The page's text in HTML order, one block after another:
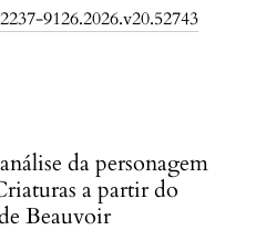
9126.2026.v20.52743
da personagem
a partir do
Beauvoir